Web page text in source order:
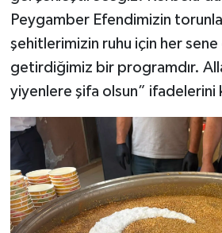
Peygamber Efendimizin
şehitlerimizin ruhu için her
getirdiğimiz bir programdır.
yiyenlere şifa olsun” ifadelerini